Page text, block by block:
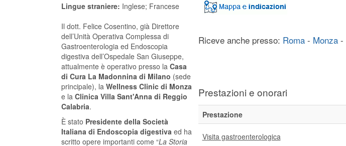
Lingue straniere: Inglese; Francese
Il dott. Felice Cosentino, già Direttore
dell’Unità Operativa Complessa di
Gastroenterologia ed Endoscopia
digestiva dell’Ospedale San Giuseppe,
attualmente è operativo presso la Casa
di Cura La Madonnina di Milano (sede
principale), la Wellness Clinic di Monza
e la Clinica Villa Sant'Anna di Reggio
Calabria.
È stato Presidente della Società
Italiana di Endoscopia digestiva ed ha
scritto opere importanti come “La Storia
Riceve anche presso: Roma - Monza -
Prestazioni e onorari
Prestazione
Visita gastroenterologica